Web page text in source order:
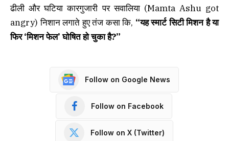
ढीली और घटिया कारगुजारी पर सवालिया (Mamta Ashu got
angry) निशान लगाते हुए तंज कसा कि, “यह स्मार्ट सिटी मिशन है या
फिर ‘मिशन फेल’ घोषित हो चुका है?”
Follow on Google News
Follow on Facebook
Follow on X (Twitter)